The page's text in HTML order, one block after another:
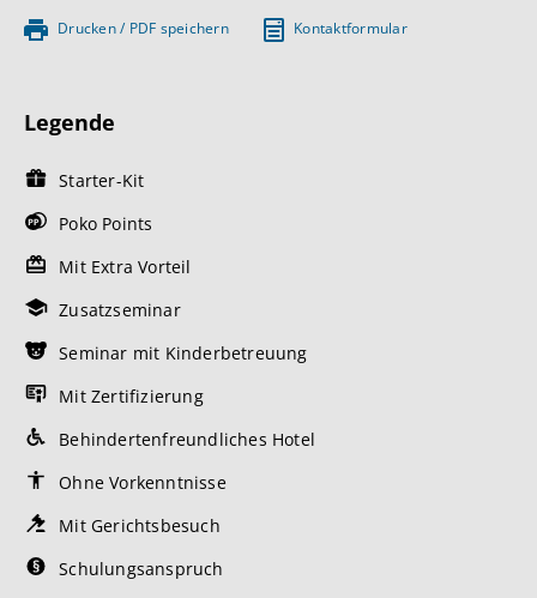
Drucken / PDF speichern Kontaktformular
Legende
Starter-Kit
Poko Points
Mit Extra Vorteil
Zusatzseminar
Seminar mit Kinderbetreuung
Mit Zertifizierung
Behindertenfreundliches Hotel
Ohne Vorkenntnisse
Mit Gerichtsbesuch
Schulungsanspruch